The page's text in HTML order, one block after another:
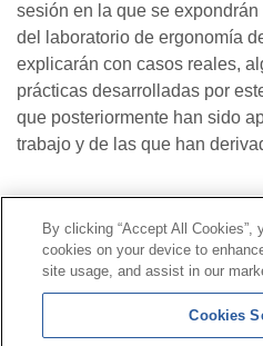
sesión en la que se
del laboratorio de ergonomía
explicarán con casos reales,
prácticas desarrolladas por
que posteriormente han sido
trabajo y de las que han
Línea Universal 900 203 203|
Prestaciones Especiales|
By clicking “Accept All Cookies”,
cookies on your device to
site usage, and assist in our
Cookies